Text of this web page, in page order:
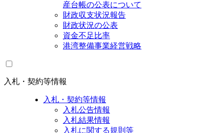
産台帳の公表について
財政収支状況報告
財政状況の公表
資金不足比率
港湾整備事業経営戦略
入札・契約等情報
入札・契約等情報
入札公告情報
入札結果情報
入札に関する規則等